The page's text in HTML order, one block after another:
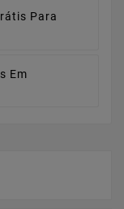
Para
Em